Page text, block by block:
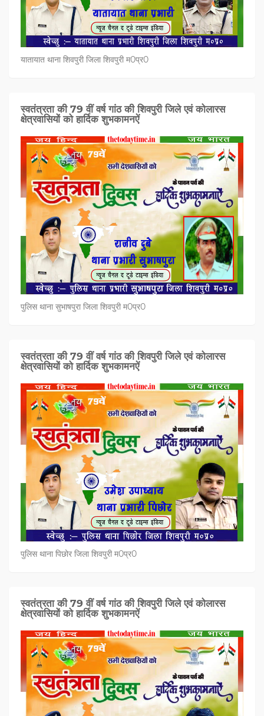
यातायात थाना शिवपुरी जिला शिवपुरी म0प्र0
स्वतंत्रता की 79 वीं वर्ष गांठ की शिवपुरी जिले एवं कोलारस
क्षेत्रवासियों को हार्दिक शुभकामनऐं
पुलिस थाना सुभाषपुरा जिला शिवपुरी म0प्र0
स्वतंत्रता की 79 वीं वर्ष गांठ की शिवपुरी जिले एवं कोलारस
क्षेत्रवासियों को हार्दिक शुभकामनऐं
पुलिस थाना पिछोर जिला शिवपुरी म0प्र0
स्वतंत्रता की 79 वीं वर्ष गांठ की शिवपुरी जिले एवं कोलारस
क्षेत्रवासियों को हार्दिक शुभकामनऐं